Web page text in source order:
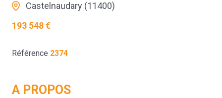
Castelnaudary (11400)
193 548 €
Référence 2374
A PROPOS